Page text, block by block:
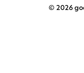
© 2026